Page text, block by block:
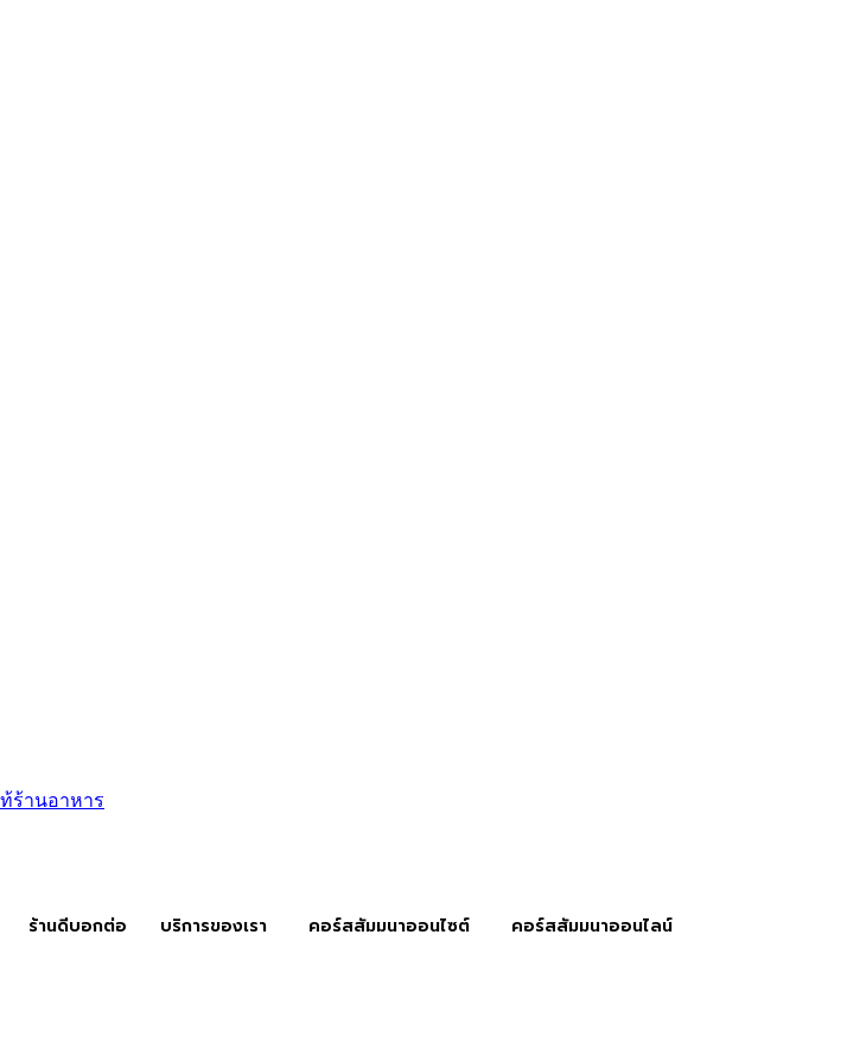
ร้านดีบอกต่อ บริการของเรา คอร์สสัมมนาออนไซต์ คอร์สสัมมนาออนไลน์